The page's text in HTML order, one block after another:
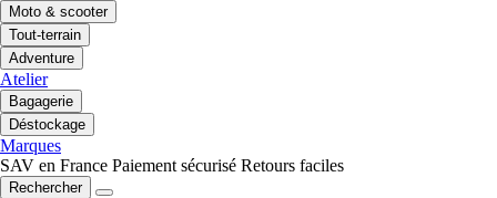
Moto & scooter
Tout-terrain
Adventure
Atelier
Bagagerie
Déstockage
Marques
SAV en France Paiement sécurisé Retours faciles
Rechercher